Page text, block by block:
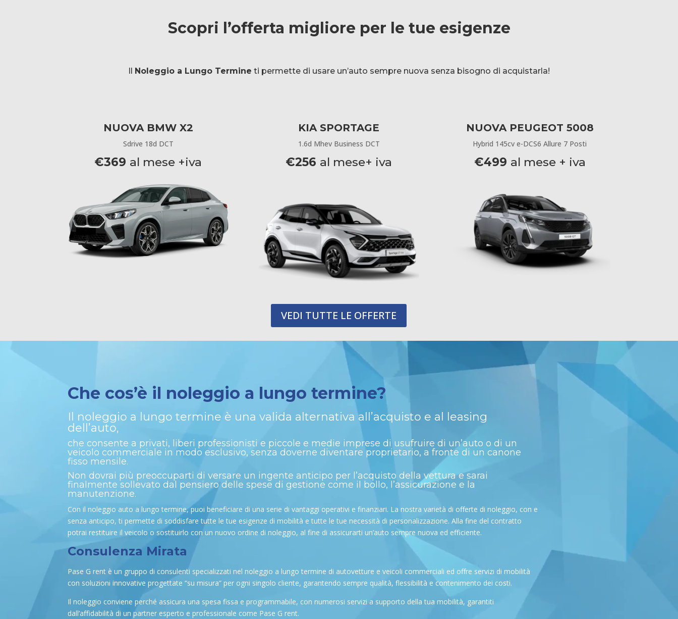
Scopri l’offerta migliore per le tue esigenze
Noleggio a Lungo Termine ti permette di usare un’auto sempre nuova senza bisogno di acquistarla!
NUOVA BMW X2
Sdrive 18d DCT
€369 al mese +iva
KIA SPORTAGE
1.6d Mhev Business DCT
€256 al mese+ iva
NUOVA PEUGEOT 5008
Hybrid 145cv e-DCS6 Allure 7 Posti
€499 al mese + iva
VEDI TUTTE LE OFFERTE
Che cos’è il noleggio a lungotermine?
Il noleggio a lungo termine è una valida alternativa all’acquisto e al leasing
dell’auto,
che consente a privati, liberi professionisti e piccole e medie imprese di usufruire di un’auto o di un
veicolo commerciale in modo esclusivo, senza doverne diventare proprietario, a fronte di un canone
fisso mensile.
Non dovrai più preoccuparti di versare un ingente anticipo per l’acquisto della vettura e sarai
finalmente sollevato dal pensiero delle spese di gestione come il bollo, l’assicurazione e la
manutenzione.
Con il noleggio auto a lungo termine, puoi beneficiare di una serie di vantaggi operativi e finanziari. La nostra varietà di offerte di noleggio, con e
senza anticipo, ti permette di soddisfare tutte le tue esigenze di mobilità e tutte le tue necessità di personalizzazione. Alla fine del contratto
potrai restituire il veicolo o sostituirlo con un nuovo ordine di noleggio, al fine di assicurarti un’auto sempre nuova ed efficiente.
Consulenza Mirata
Pase G rent è un gruppo di consulenti specializzati nel noleggio a lungo termine di autovetture e veicoli commerciali ed offre servizi di mobilità
con soluzioni innovative progettate “su misura” per ogni singolo cliente, garantendo sempre qualità, flessibilità e contenimento dei costi.
Il noleggio conviene perché assicura una spesa fissa e programmabile, con numerosi servizi a supporto della tua mobilità, garantiti
dall’affidabilità di un partner esperto e professionale come Pase G rent.